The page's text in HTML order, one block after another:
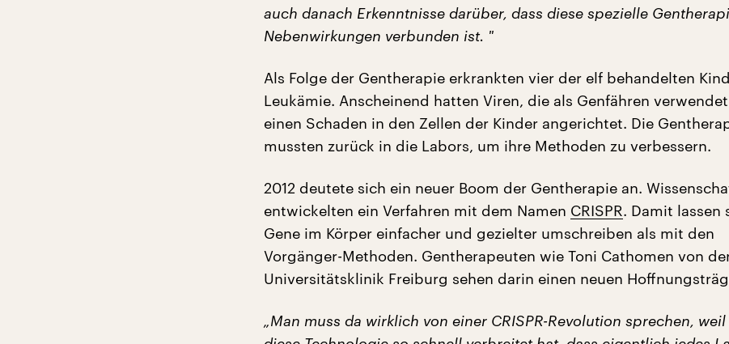
auch danach Erkenntnisse darüber, dass diese spezielle
Nebenwirkungen verbunden ist. "
Als Folge der Gentherapie erkrankten vier der elf behandelten
Leukämie. Anscheinend hatten Viren, die als Genfähren
einen Schaden in den Zellen der Kinder angerichtet. Die
mussten zurück in die Labors, um ihre Methoden zu verbessern.
2012 deutete sich ein neuer Boom der Gentherapie an.
entwickelten ein Verfahren mit dem Namen CRISPR. Damit lassen
Gene im Körper einfacher und gezielter umschreiben als mit den
Vorgänger-Methoden. Gentherapeuten wie Toni Cathomen von
Universitätsklinik Freiburg sehen darin einen neuen
„Man muss da wirklich von einer CRISPR-Revolution sprechen,